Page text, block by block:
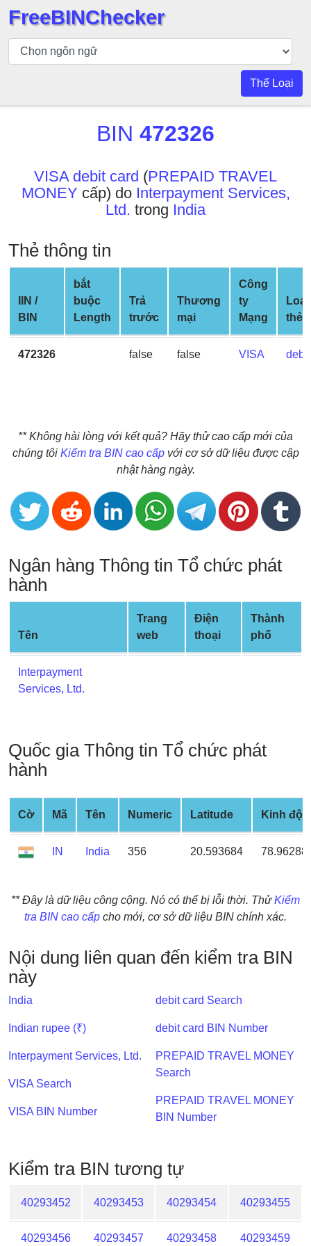
Kiểm
tra
BIN
Generator
Checker
v2
BIN
CC
Generator
Credit
Card
Credit
Card
Generator
Credit
Card
Generator
Credit
Card
from
BIN
Checker
Service
What
is
My
IP
IP
Lookup
BIN
Checker
/
FreeBINChecker
Thể Loại
BIN 472326
VISA debit card (PREPAID TRAVEL
MONEY cấp) do Interpayment Services,
Ltd. trong India
Thẻ thông tin
IIN /
BIN
bắt
buộc
Length
Trả
trước
Thương
mại
Công
ty
Mạng
Loại
thẻ
472326 false false VISA debit
** Không hài lòng với kết quả? Hãy thử cao cấp mới của
chúng tôi Kiểm tra BIN cao cấpvới cơ sở dữ liệu được cập
nhật hàng ngày.
Ngân hàng Thông tin Tổ chức phát
hành
Tên
Trang
web
Điện
thoại
Thành
phố
Interpayment
Services, Ltd.
Quốc gia Thông tin Tổ chức phát
hành
Cờ Mã Tên Numeric Latitude Kinh độ
IN India 356 20.593684 78.96288
** Đây là dữ liệu công cộng. Nó có thể bị lỗi thời. ThửKiểm
tra BIN cao cấp cho mới, cơ sở dữ liệu BIN chính xác.
Nội dung liên quan đến kiểm tra BIN
này
India
Indian rupee (₹)
Interpayment Services, Ltd.
VISA Search
VISA BIN Number
debit card Search
debit card BIN Number
PREPAID TRAVEL MONEY
Search
PREPAID TRAVEL MONEY
BIN Number
Kiểm tra BIN tương tự
40293452 40293453 40293454 40293455
40293456 40293457 40293458 40293459